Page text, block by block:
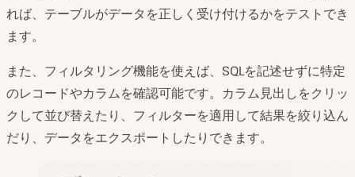
れば、テーブルがデータを正しく受け付けるかをテストでき
ます。
また、フィルタリング機能を使えば、SQLを記述せずに特定
のレコードやカラムを確認可能です。カラム見出しをクリッ
クして並び替えたり、フィルターを適用して結果を絞り込ん
だり、データをエクスポートしたりできます。